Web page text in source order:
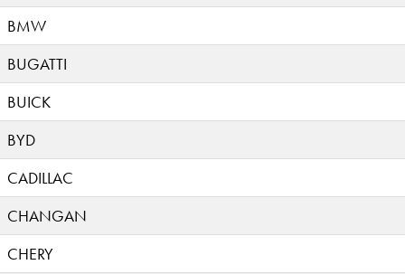
BMW
BUGATTI
BUICK
BYD
CADILLAC
CHANGAN
CHERY